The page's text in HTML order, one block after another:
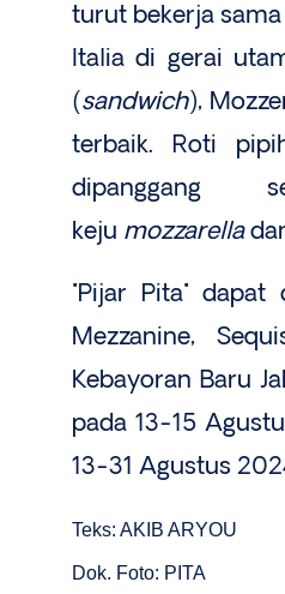
turut bekerja
Italia di gerai
(sandwich),
terbaik. Roti
dipanggang
keju mozzarella
"Pijar Pita" dapat
Mezzanine,
Kebayoran Baru
pada 13-15
13-31 Agustus
Teks: AKIB ARYOU
Dok. Foto: PITA